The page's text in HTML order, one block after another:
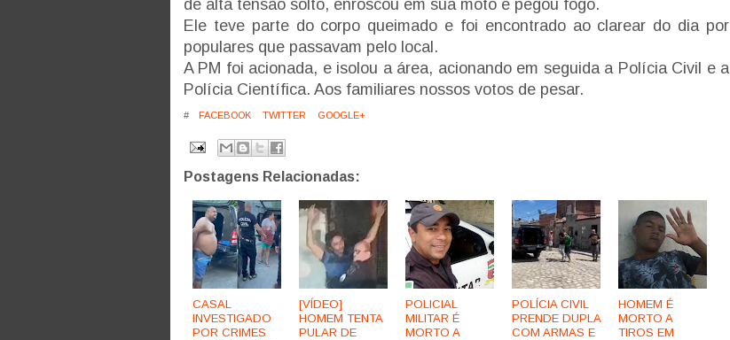
de alta tensão solto, enroscou em sua moto e pegou fogo.
Ele teve parte do corpo queimado e foi encontrado ao clarear do dia por
populares que passavam pelo local.
A PM foi acionada, e isolou a área, acionando em seguida a Polícia Civil e a
Polícia Científica. Aos familiares nossos votos de pesar.
# FACEBOOK TWITTER GOOGLE+
Postagens Relacionadas:
CASAL
INVESTIGADO
POR CRIMES
[VÍDEO]
HOMEM TENTA
PULAR DE
POLICIAL
MILITAR É
MORTO A
POLÍCIA CIVIL
PRENDE DUPLA
COM ARMAS E
HOMEM É
MORTO A
TIROS EM